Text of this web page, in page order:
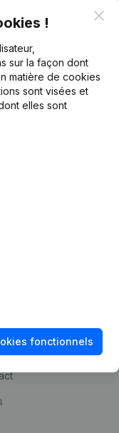
!
sur la façon dont
matière de cookies
sont visées et
elles sont
fonctionnels
d’entreprise